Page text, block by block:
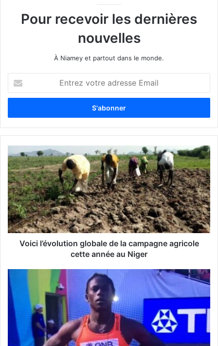
Pour recevoir les dernières
nouvelles
À Niamey et partout dans le monde.
t
e
z
t
r
e
a
d
r
e
s
a
Voici l’évolution globale de la campagne agricole
cette année au Niger